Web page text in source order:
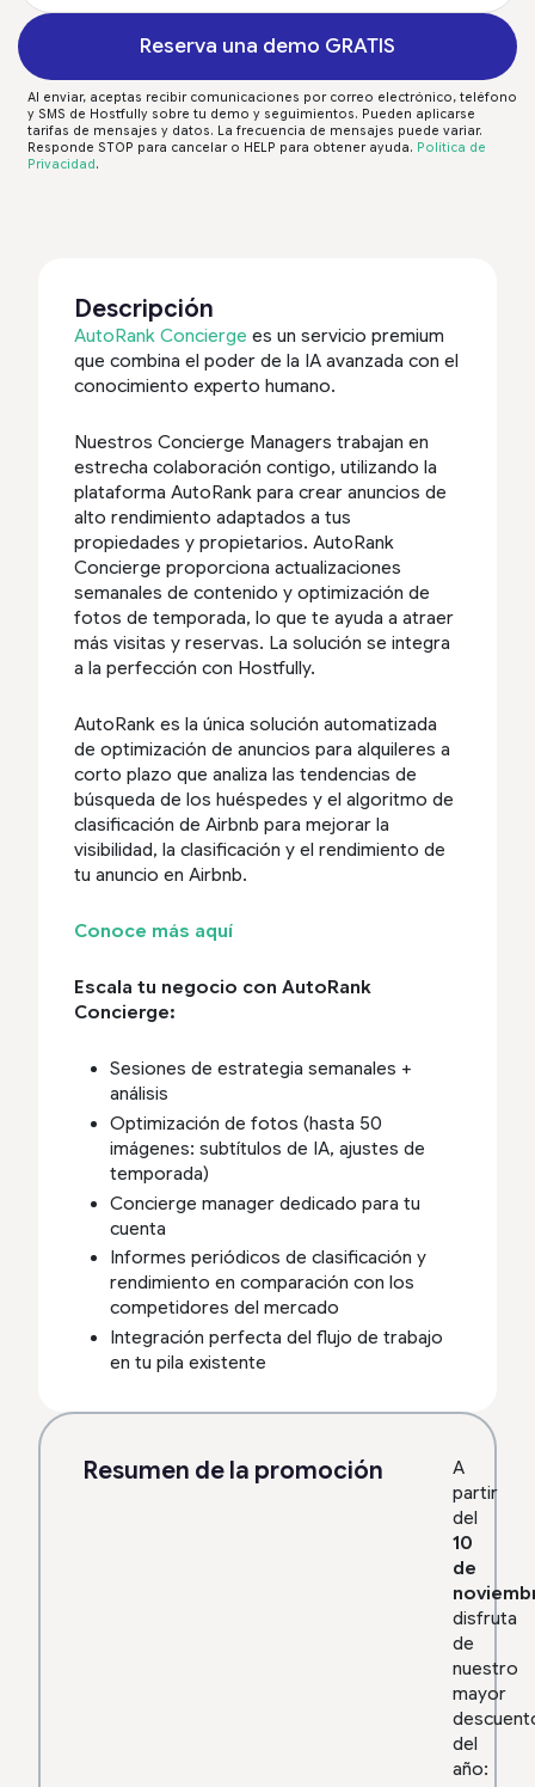
Reserva una demo GRATIS
Al enviar, aceptas recibir comunicaciones por correo electrónico, teléfono
y SMS de Hostfully sobre tu demo y seguimientos. Pueden aplicarse
tarifas de mensajes y datos. La frecuencia de mensajes puede variar.
Responde STOP para cancelar o HELP para obtener ayuda. Política de
Privacidad .
Descripción
AutoRank Concierge es un servicio premium
que combina el poder de la IA avanzada con el
conocimiento experto humano.
Nuestros Concierge Managers trabajan en
estrecha colaboración contigo, utilizando la
plataforma AutoRank para crear anuncios de
alto rendimiento adaptados a tus
propiedades y propietarios. AutoRank
Concierge proporciona actualizaciones
semanales de contenido y optimización de
fotos de temporada, lo que te ayuda a atraer
más visitas y reservas. La solución se integra
a la perfección con Hostfully.
AutoRank es la única solución automatizada
de optimización de anuncios para alquileres a
corto plazo que analiza las tendencias de
búsqueda de los huéspedes y el algoritmo de
clasificación de Airbnb para mejorar la
visibilidad, la clasificación y el rendimiento de
tu anuncio en Airbnb.
Conoce más aquí
Escala tu negocio con AutoRank
Concierge:
Sesiones de estrategia semanales +
análisis
Optimización de fotos (hasta 50
imágenes: subtítulos de IA, ajustes de
temporada)
Concierge manager dedicado para tu
cuenta
Informes periódicos de clasificación y
rendimiento en comparación con los
competidores del mercado
Integración perfecta del flujo de trabajo
en tu pila existente
Resumen de la promoción
A
partir
del
10
de
disfruta
de
nuestro
mayor
del
año: